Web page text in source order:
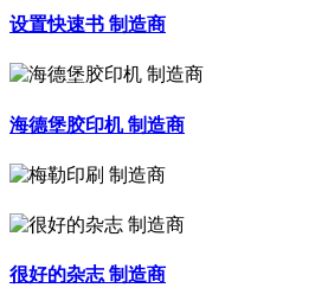
设置快速书 制造商
海德堡胶印机 制造商
很好的杂志 制造商